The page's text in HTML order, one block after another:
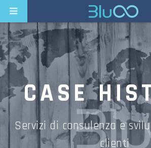
CASE
Servizi di consulenza e
clienti